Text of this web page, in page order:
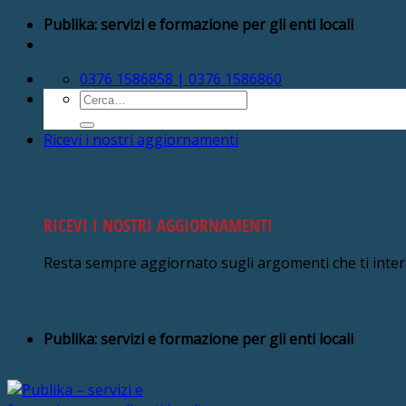
Salta Publika: servizi e formazione per gli enti locali
0376 1586858 | 0376 1586860
Cerca:
Ricevi i nostri aggiornamenti
RICEVI I NOSTRI AGGIORNAMENTI
Resta sempre aggiornato sugli argomenti che ti
Publika: servizi e formazione per gli enti locali